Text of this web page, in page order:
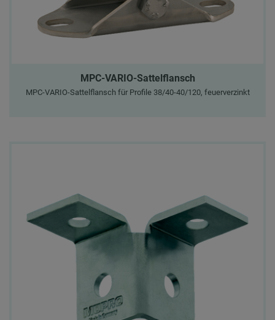
MPC-VARIO-Sattelflansch
MPC-VARIO-Sattelflansch für Profile 38/40-40/120, feuerverzinkt